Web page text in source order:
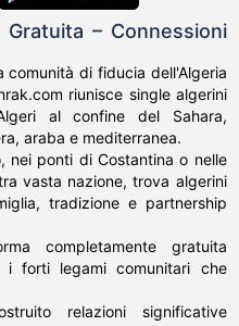
– Connessioni
comunità di fiducia dell'Algeria
riunisce single algerini
al confine del Sahara,
araba e mediterranea.
nei ponti di Costantina o nelle
vasta nazione, trova algerini
tradizione e partnership
completamente gratuita
i forti legami comunitari che
relazioni significative